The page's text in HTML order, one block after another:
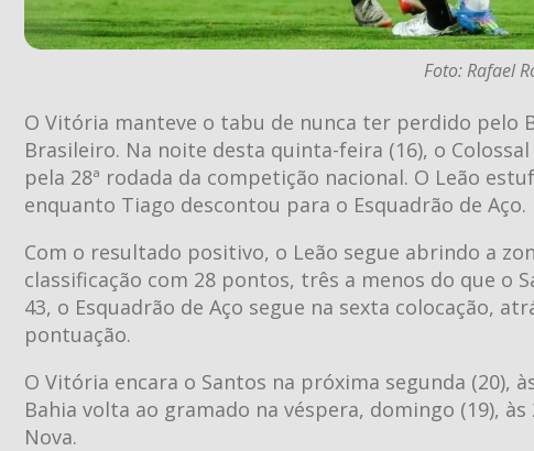
Foto: Rafael
O Vitória manteve o tabu de nunca ter perdido pelo
Brasileiro. Na noite desta quinta-feira (16), o
pela 28ª rodada da competição nacional. O Leão
enquanto Tiago descontou para o Esquadrão de Aço.
Com o resultado positivo, o Leão segue abrindo a
classificação com 28 pontos, três a menos do que o
43, o Esquadrão de Aço segue na sexta colocação,
pontuação.
O Vitória encara o Santos na próxima segunda (20),
Bahia volta ao gramado na véspera, domingo (19),
Nova.